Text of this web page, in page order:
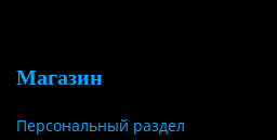
Магазин
Персональный раздел